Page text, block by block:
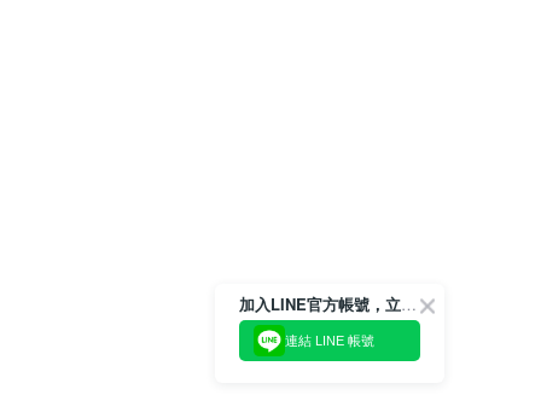
加入LINE官方帳號，立即獲得$100購物金!
連結 LINE 帳號